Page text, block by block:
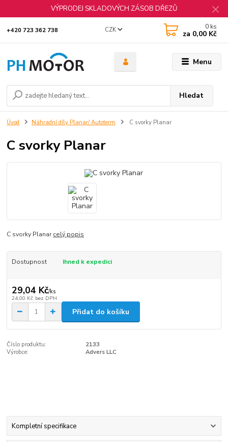
VÝPRODEJ SKLADOVÝCH ZÁSOB DŘEZŮ
Menu
CZK
Hledat
+420 723 362 738 0 ks
za 0,00 Kč
Úvod Náhradní díly Planar/ Autoterm C svorky Planar
C svorky Planar
C svorky Planarcelý popis
Dostupnost Ihned k expedici
29,04 Kč/ks
24,00 Kč bez DPH
Přidat do košíku
Číslo produktu:
2133
Výrobce:
Advers LLC
Kompletní specifikace